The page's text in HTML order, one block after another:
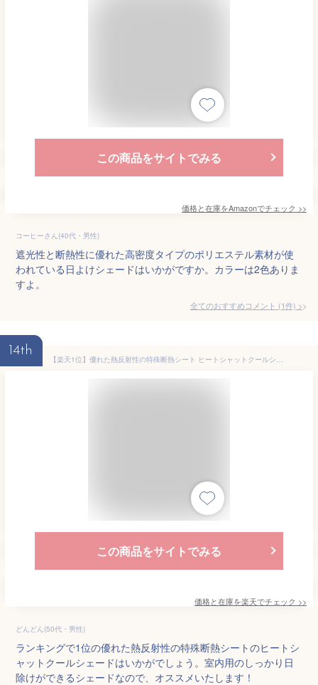
この商品をサイトでみる
価格と在庫をAmazonでチェック >>
コーヒーさん(40代・男性)
遮光性と断熱性に優れた高密度タイプのポリエステル素材が使
われている日よけシェードはいかがですか。カラーは2色ありま
すよ。
全てのおすすめコメント (1件) >
14th
【楽天1位】優れた熱反射性の特殊断熱シート ヒートシャットクールシェード 90×180cm 室内用 日よけスクリーン シェード サンシェード ベランダ スクリーン 窓 クールブラインド 暖簾 省エネ すだれ たてす よしず オーニング 日除け 1年保証 ■[送料無料]
この商品をサイトでみる
価格と在庫を楽天でチェック >>
どんどん(50代・男性)
ランキングで1位の優れた熱反射性の特殊断熱シートのヒートシ
ャットクールシェードはいかがでしょう。室内用のしっかり日
除けができるシェードなので、オススメいたします！